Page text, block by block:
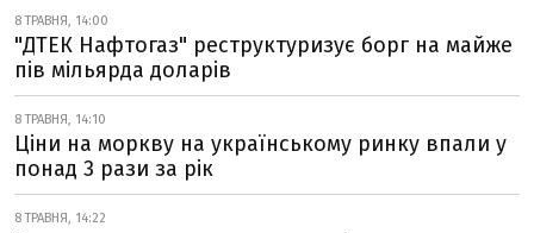
8 ТРАВНЯ, 14:00
"ДТЕК Нафтогаз" реструктуризує борг на майже
пів мільярда доларів
8 ТРАВНЯ, 14:10
Ціни на моркву на українському ринку впали у
понад 3 рази за рік
8 ТРАВНЯ, 14:22